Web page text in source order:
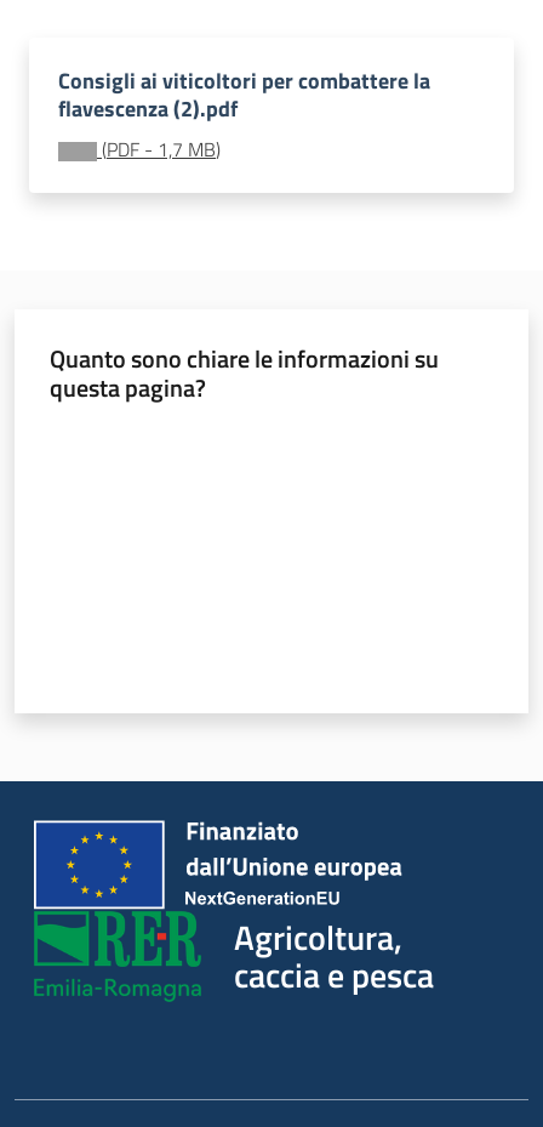
Seguici
Piani programmi
progetti
Consigli ai viticoltori per combattere la
flavescenza (2).pdf
(PDF - 1,7 MB)
Quanto sono chiare le informazioni su
questa pagina?
Agricoltura,
caccia e pesca